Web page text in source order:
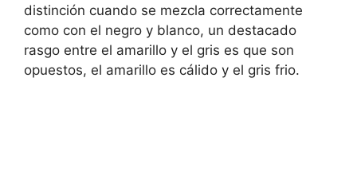
distinción cuando se mezcla correctamente
como con el negro y blanco, un destacado
rasgo entre el amarillo y el gris es que son
opuestos, el amarillo es cálido y el gris frio.